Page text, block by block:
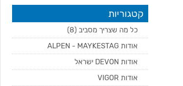
קטגוריות
כל מה שצריך מסביב (8)
אודות ALPEN - MAYKESTAG
אודות DEVON ישראל
אודות VIGOR